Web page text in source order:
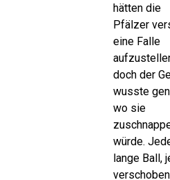
hätten die
Pfälzer
eine Falle
doch der
wusste
wo sie
würde.
lange Ball,